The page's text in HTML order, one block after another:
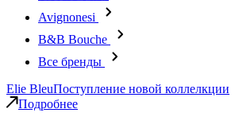
Avignonesi
B&B Bouche
Все бренды
Elie BleuПоступление новой коллелкции
Подробнее